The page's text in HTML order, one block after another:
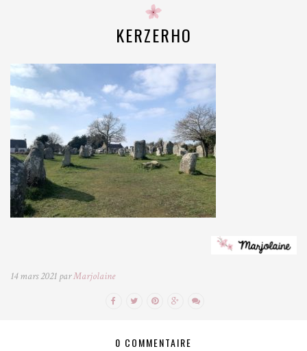
KERZERHO
14 mars 2021 parMarjolaine
0 COMMENTAIRE